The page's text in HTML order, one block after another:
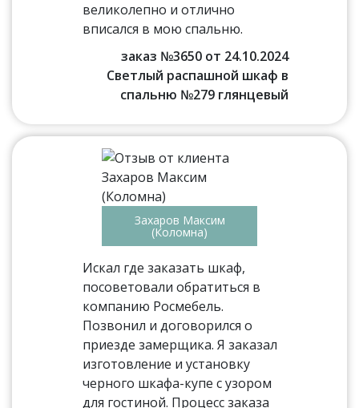
великолепно и отлично
вписался в мою спальню.
заказ №3650 от 24.10.2024
Светлый распашной шкаф в
спальню №279 глянцевый
Захаров Максим
(Коломна)
Искал где заказать шкаф,
посоветовали обратиться в
компанию Росмебель.
Позвонил и договорился о
приезде замерщика. Я заказал
изготовление и установку
черного шкафа-купе с узором
для гостиной. Процесс заказа